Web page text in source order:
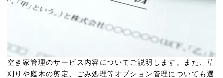
空き家管理のサービス内容についてご説明します。また、草
刈りや庭木の剪定、ごみ処理等オプション管理についても選